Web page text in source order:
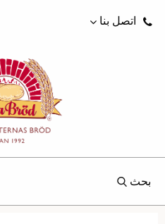
اتصل بنا
بحث